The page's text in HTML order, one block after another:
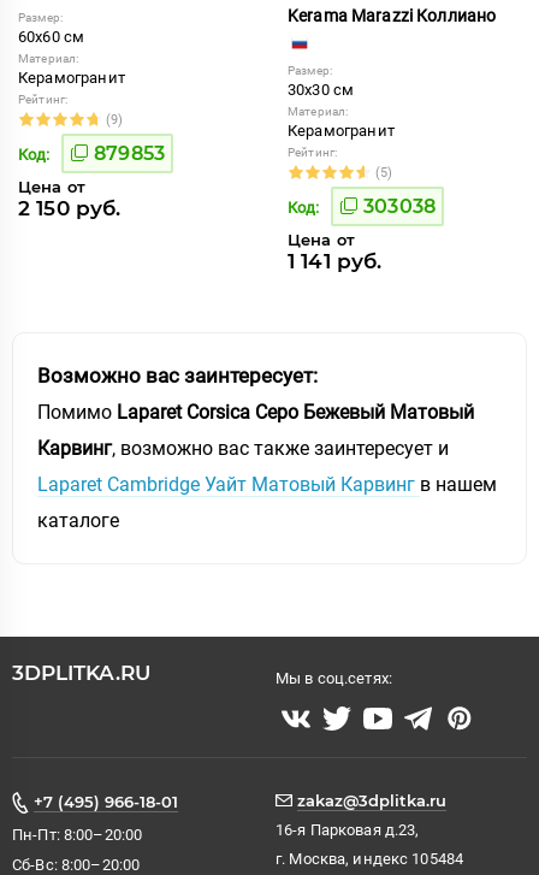
Размер:
60x60 см
Материал:
Керамогранит
Рейтинг:
(9)
Код: 879853
Цена от
2 150 руб.
Kerama Marazzi Коллиано
Размер:
30x30 см
Материал:
Керамогранит
Рейтинг:
(5)
Код: 303038
Цена от
1 141 руб.
Возможно вас заинтересует:
Помимо Laparet Corsica Серо Бежевый Матовый
Карвинг, возможно вас также заинтересует и
Laparet Cambridge Уайт Матовый Карвинг в нашем
каталоге
3DPLITKA.RU Мы в соц.сетях:
+7 (495) 966-18-01
Пн-Пт: 8:00–20:00
Сб-Вс: 8:00–20:00
zakaz@3dplitka.ru
16-я Парковая д.23,
г. Москва, индекс 105484